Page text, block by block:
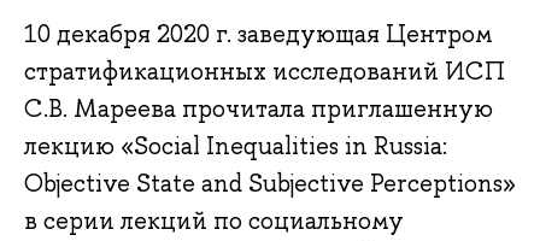
10 декабря 2020 г. заведующая Центром
стратификационных исследований ИСП
С.В. Мареева прочитала приглашенную
лекцию «Social Inequalities in Russia:
Objective State and Subjective Perceptions»
в серии лекций по социальному